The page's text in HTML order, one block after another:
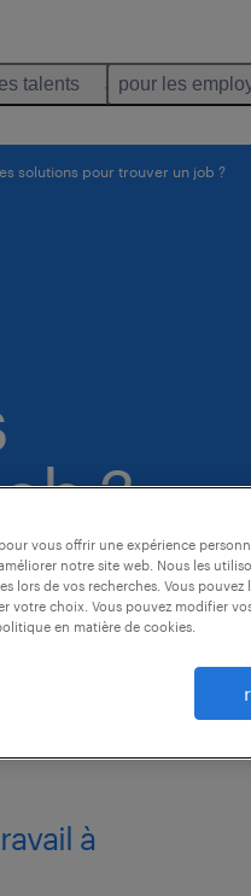
talents pour les
solutions pour trouver un job ?
?
à
vous offrir une expérience
notre site web. Nous les
lors de vos recherches. Vous pouvez
votre choix. Vous pouvez modifier
en matière de cookies.